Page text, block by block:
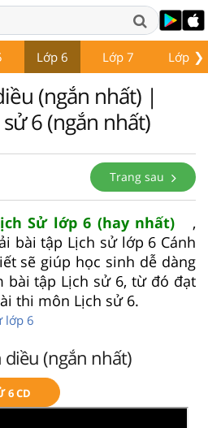
❯
Lớp 6 Lớp 7 Lớp 8
(ngắn nhất) |
6 (ngắn nhất)
Trang sau
Sử lớp 6 (hay nhất)
,
bài tập Lịch sử lớp 6 Cánh
sẽ giúp học sinh dễ dàng
bài tập Lịch sử 6, từ đó đạt
thi môn Lịch sử 6.
lớp 6
diều (ngắn nhất)
6 CD